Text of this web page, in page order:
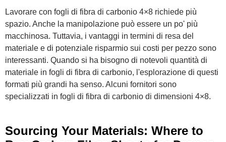
Lavorare con fogli di fibra di carbonio 4×8 richiede più
spazio. Anche la manipolazione può essere un po' più
macchinosa. Tuttavia, i vantaggi in termini di resa del
materiale e di potenziale risparmio sui costi per pezzo sono
interessanti. Quando si ha bisogno di notevoli quantità di
materiale in fogli di fibra di carbonio, l'esplorazione di questi
formati più grandi ha senso. Alcuni fornitori sono
specializzati in fogli di fibra di carbonio di dimensioni 4×8.
Sourcing Your Materials: Where to